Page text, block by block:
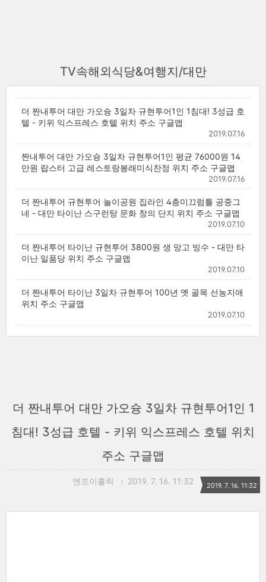
TV속해외식당&여행지/대만
더 짠내투어 대만 가오슝 3일차 규현투어1인 1침대! 3성급 호
텔 - 키위 익스프레스 호텔 위치 주소 구글맵
2019.07.16
짠내투어 대만 가오슝 3일차 규현투어1인 평균 76000원 14
만원 랍스터 고급 레스토랑봉래미식찬정 위치 주소 구글맵
2019.07.16
더 짠내투어 규현투어 놀이공원 집라인 4층미끄럼틀 공중그
네 - 대만 타이난 스구런탕 문화 창의 단지 위치 주소 구글맵
2019.07.10
더 짠내투어 타이난 규현투어 3800원 생 망고 빙수 - 대만 타
이난 일품당 위치 주소 구글맵
2019.07.10
더 짠내투어 타이난 3일차 규현투어 100년 옛 골목 선농지애
위치 주소 구글맵
2019.07.10
더 짠내투어 대만 가오슝 3일차 규현투어1인 1
침대! 3성급 호텔 - 키위 익스프레스 호텔 위치
주소 구글맵
엔조이홀릭 2019. 7. 16. 11:32 2019. 7. 16. 11:32